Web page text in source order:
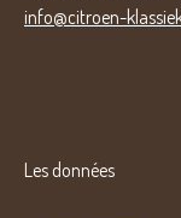
info@citroen-
Les données